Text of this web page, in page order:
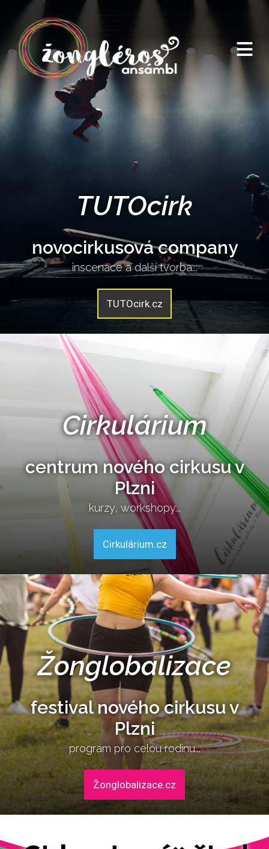
≡
TUTOcirk
novocirkusová company
inscenace a další tvorba...
TUTOcirk.cz
Cirkulárium
centrum nového cirkusu v
Plzni
kurzy, workshopy...
Cirkulárium.cz
Žonglobalizace
festival nového cirkusu v
Plzni
program pro celou rodinu...
Žonglobalizace.cz